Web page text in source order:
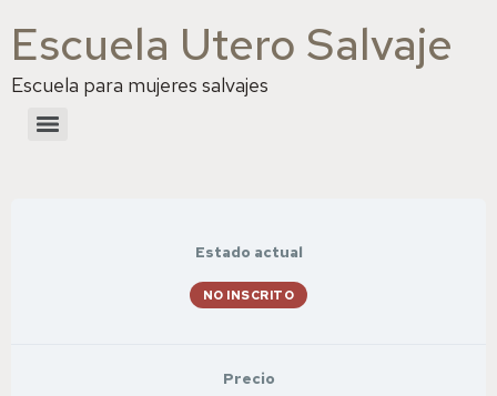
Escuela Utero Salvaje
Escuela para mujeres salvajes
Estado actual
NO INSCRITO
Precio